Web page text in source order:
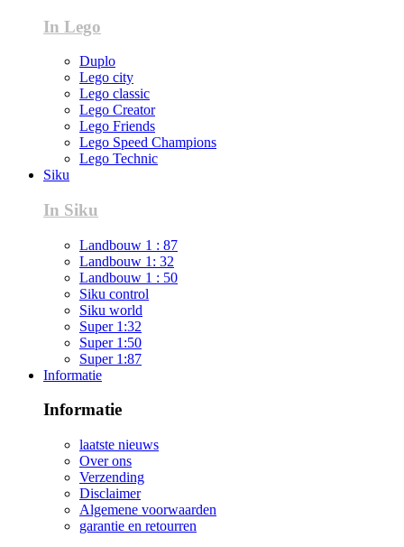
In Lego
Duplo
Lego city
Lego classic
Lego Creator
Lego Friends
Lego Speed Champions
Lego Technic
Siku
In Siku
Landbouw 1 : 87
Landbouw 1: 32
Landbouw 1 : 50
Siku control
Siku world
Super 1:32
Super 1:50
Super 1:87
Informatie
Informatie
laatste nieuws
Over ons
Verzending
Disclaimer
Algemene voorwaarden
garantie en retourren